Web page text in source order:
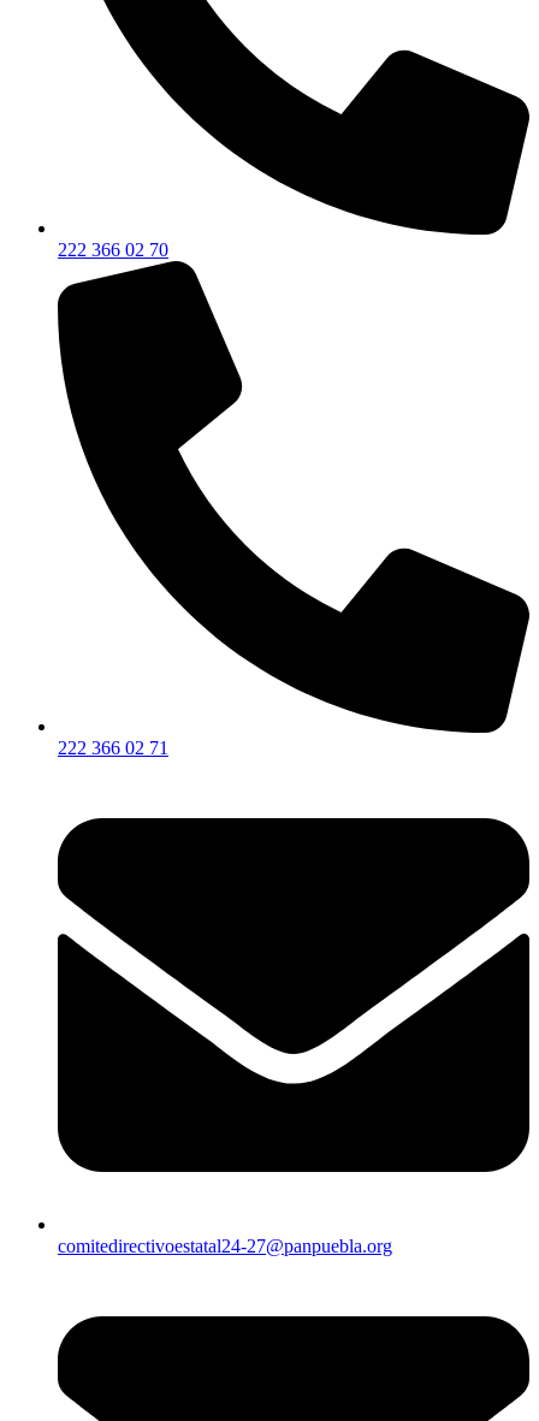
222 366 02 70
222 366 02 71
comitedirectivoestatal24-27@panpuebla.org